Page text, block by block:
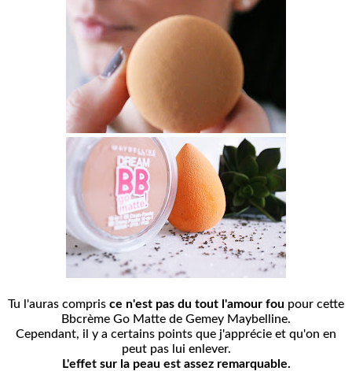
Tu l'auras compris ce n'est pas du tout l'amour fou pour cette
Bbcrème Go Matte de Gemey Maybelline.
Cependant, il y a certains points que j'apprécie et qu'on en
peut pas lui enlever.
L'effet sur la peau est assez remarquable.